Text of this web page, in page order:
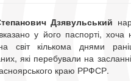
Дзявульський
у його паспорті,
на світ кількома днями
які перебували на
краю РРФСР.